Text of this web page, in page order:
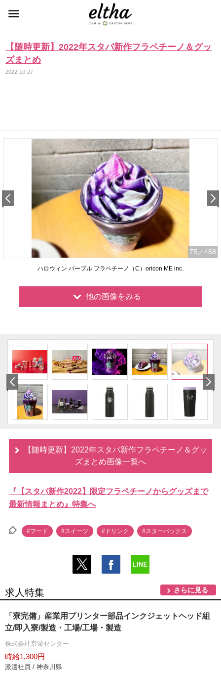
【随時更新】2022年スタバ新作フラペチーノ＆グッ
ズまとめ
2022-10-27
75 ／468
ハロウィン パープル フラペチーノ（C）oricon ME inc.
他の画像をみる
【随時更新】2022年スタバ新作フラペチーノ＆グッ
ズまとめ画像一覧へ
『【スタバ新作2022】限定フラペチーノからグッズまで
最新情報まとめ』特集へ
#フード #スイーツ #ドリンク #スターバックス
求人特集 さらに見る
「寮完備」産業用プリンター部品インクジェットヘッド組
立/即入寮/製造・工場/工場・製造
株式会社京栄センター
時給1,300円
派遣社員 / 神奈川県